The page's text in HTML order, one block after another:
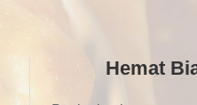
Hemat